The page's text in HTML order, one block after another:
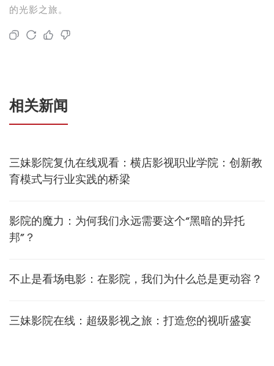
的光影之旅。
相关新闻
三妹影院复仇在线观看：横店影视职业学院：创新教
育模式与行业实践的桥梁
影院的魔力：为何我们永远需要这个“黑暗的异托
邦”？
不止是看场电影：在影院，我们为什么总是更动容？
三妹影院在线：超级影视之旅：打造您的视听盛宴